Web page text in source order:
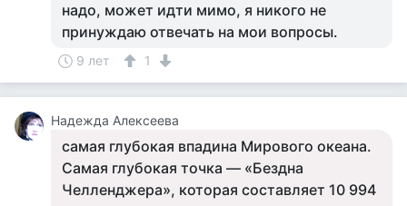
надо, может идти мимо, я никого не
принуждаю отвечать на мои вопросы.
9 лет 1
Надежда Алексеева
самая глубокая впадина Мирового океана.
Самая глубокая точка — «Бездна
Челленджера», которая составляет 10 994